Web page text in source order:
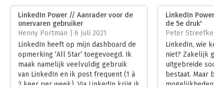
Verschijningsdatum:
Hoofdrubriek: Marketing
LinkedIn Power // Aanrader voor de
onervaren gebruiker
Henny Portman | 6 juli 2021
LinkedIn heeft op mijn dashboard de
opmerking ‘All Star’ toegevoegd. Ik
maak namelijk veelvuldig gebruik
van LinkedIn en ik post frequent (1 à
2 keer per week). Via LinkedIn krijg ik
LinkedIn Power -
de 5e druk'
Peter Streefkerk
LinkedIn, wie
niet? Zakelijk
uitgebreide
bestaat. Maar
mogelijkheden?